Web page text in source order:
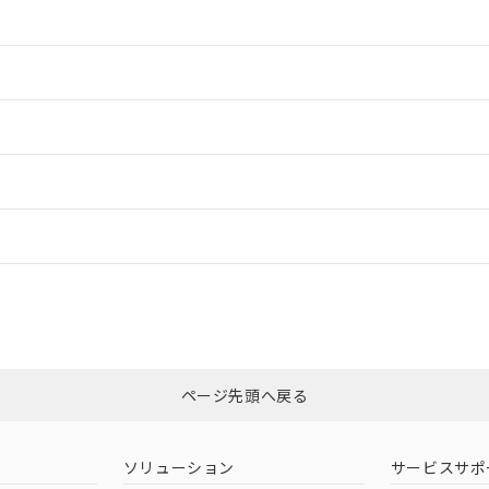
ダウンロードはこちら
（日本
（アメリカ
ページ先頭へ戻る
ソリューション サービスサポ